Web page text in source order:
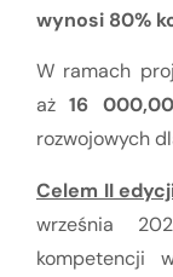
wynosi 80%
W ramach
aż16
rozwojowych
Celem II
września
kompetencji